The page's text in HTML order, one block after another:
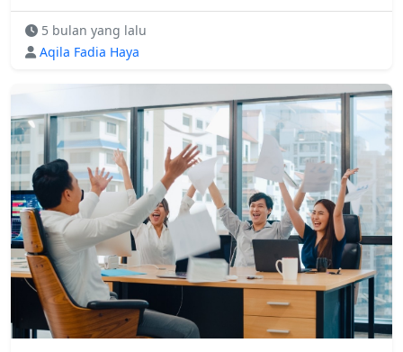
Penghasilan Stabil
5 bulan yang lalu
Aqila Fadia Haya